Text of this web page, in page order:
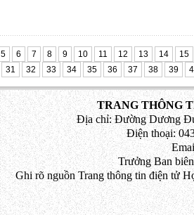
5 6 7 8 9 10 11 12 13 14
15
31 32 33 34 35 36 37 38 39
TRANG THÔNG
Địa chỉ: Đường Dương
Điện thoại:
Trưởng Ban
Ghi rõ nguồn Trang thông tin điện tử